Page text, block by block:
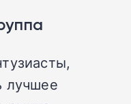
лучшее